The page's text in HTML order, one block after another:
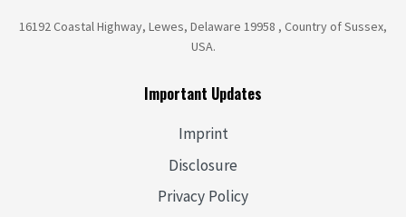
16192 Coastal Highway, Lewes, Delaware 19958 , Country of Sussex,
USA.
Important Updates
Imprint
Disclosure
Privacy Policy